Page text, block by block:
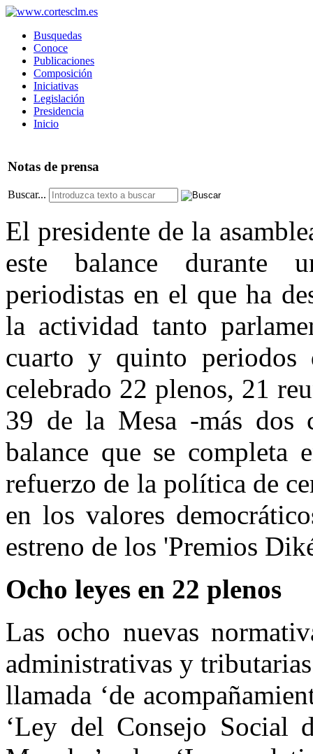
Busquedas
Conoce
Publicaciones
Composición
Iniciativas
Legislación
Presidencia
Inicio
Notas de prensa
Buscar...
El presidente de la
este balance durante
periodistas en el que ha
la actividad tanto
cuarto y quinto periodos
celebrado 22 plenos, 21
39 de la Mesa -más dos
balance que se
refuerzo de la política de
en los valores
estreno de los 'Premios
Ocho leyes en 22 plenos
Las ocho nuevas
administrativas y
llamada ‘de
‘Ley del Consejo Social